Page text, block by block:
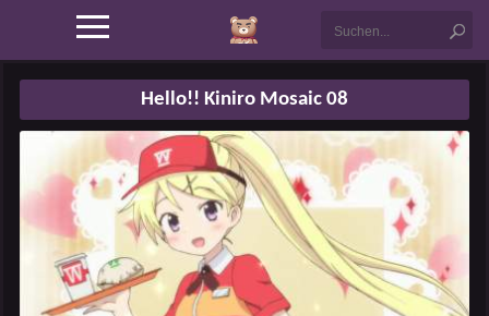
Hello!! Kiniro Mosaic 08